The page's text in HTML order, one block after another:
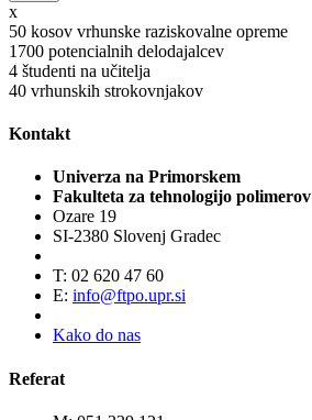
x
50 kosov vrhunske raziskovalne opreme
1700 potencialnih delodajalcev
4 študenti na učitelja
40 vrhunskih strokovnjakov
Kontakt
Univerza na Primorskem
Fakulteta za tehnologijo polimerov
Ozare 19
SI-2380 Slovenj Gradec
T: 02 620 47 60
E: info@ftpo.upr.si
Kako do nas
Referat